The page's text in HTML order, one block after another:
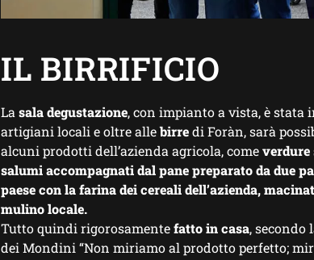
IL BIRRIFICIO
La sala degustazione, con impianto a vista, è stata
artigiani locali e oltre allebirredi Foràn, sarà
alcuni prodotti dell’azienda agricola, comeverdure
salumiaccompagnati dalpanepreparato da due
paese con la farina dei cereali dell’azienda,
mulino locale.
Tutto quindi rigorosamentefatto in casa, secondo
dei Mondini “Non miriamo al prodotto perfetto;